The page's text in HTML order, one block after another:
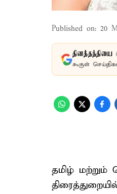
Published on: 20
தினத்தந்தியை
கூகுள்
தமிழ் மற்றும்